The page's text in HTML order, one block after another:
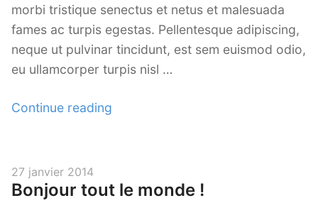
morbi tristique senectus et netus et malesuada
fames ac turpis egestas. Pellentesque adipiscing,
neque ut pulvinar tincidunt, est sem euismod odio,
eu ullamcorper turpis nisl …
Continue reading
Posted
on
27 janvier 2014
Bonjour tout le monde !